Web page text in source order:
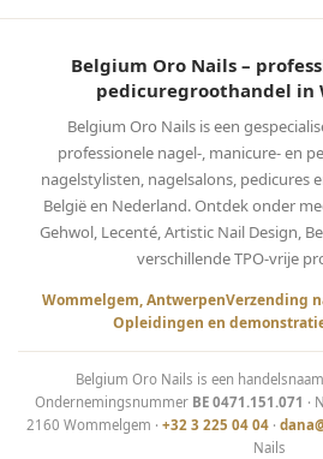
Belgium Oro Nails –
pedicuregroothandel in
Belgium Oro Nails is een
professionele nagel-, manicure- en
nagelstylisten, nagelsalons, pedicures
België en Nederland. Ontdek onder
Gehwol, Lecenté, Artistic Nail Design,
verschillende TPO-vrije
Wommelgem, AntwerpenVerzending
Opleidingen en
Belgium Oro Nails is een
Ondernemingsnummer BE 0471.151.071 ·
2160 Wommelgem · +32 3 225 04 04·
Nails